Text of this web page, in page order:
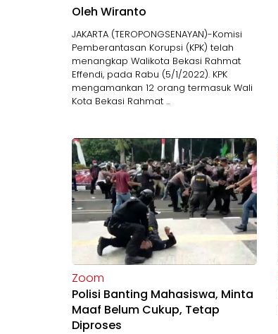
Oleh Wiranto
JAKARTA (TEROPONGSENAYAN)-Komisi
Pemberantasan Korupsi (KPK) telah
menangkap Walikota Bekasi Rahmat
Effendi, pada Rabu (5/1/2022). KPK
mengamankan 12 orang termasuk Wali
Kota Bekasi Rahmat ...
Zoom
Polisi Banting Mahasiswa, Minta
Maaf Belum Cukup, Tetap
Diproses